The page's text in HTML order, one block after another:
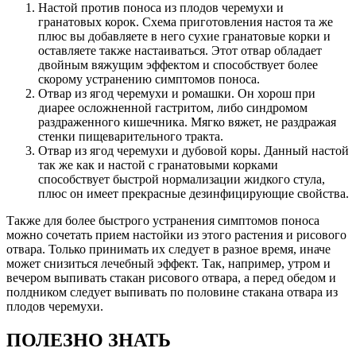
Настой против поноса из плодов черемухи и
гранатовых корок. Схема приготовления настоя та же
плюс вы добавляете в него сухие гранатовые корки и
оставляете также настаиваться. Этот отвар обладает
двойным вяжущим эффектом и способствует более
скорому устранению симптомов поноса.
Отвар из ягод черемухи и ромашки. Он хорош при
диарее осложненной гастритом, либо синдромом
раздраженного кишечника. Мягко вяжет, не раздражая
стенки пищеварительного тракта.
Отвар из ягод черемухи и дубовой коры. Данный настой
так же как и настой с гранатовыми корками
способствует быстрой нормализации жидкого стула,
плюс он имеет прекрасные дезинфицирующие свойства.
Также для более быстрого устранения симптомов поноса
можно сочетать прием настойки из этого растения и рисового
отвара. Только принимать их следует в разное время, иначе
может снизиться лечебный эффект. Так, например, утром и
вечером выпивать стакан рисового отвара, а перед обедом и
полдником следует выпивать по половине стакана отвара из
плодов черемухи.
ПОЛЕЗНО ЗНАТЬ